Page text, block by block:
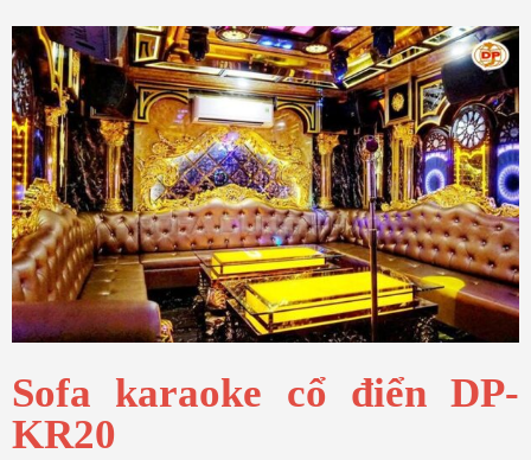
Sofa karaoke cổ điển DP-
KR20